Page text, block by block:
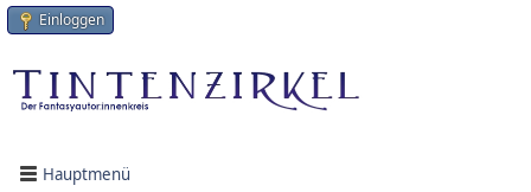
Einloggen
Hauptmenü